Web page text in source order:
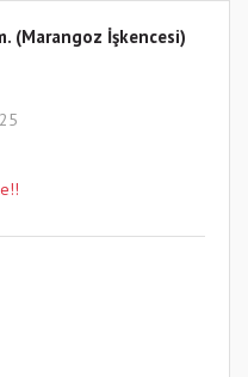
(Marangoz İşkencesi)